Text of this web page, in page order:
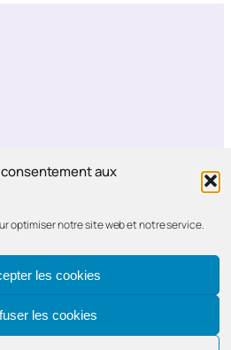
aux
optimiser notre site web et notre service.
les cookies
les cookies
de Bercy
Notre-Dame de la